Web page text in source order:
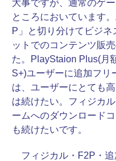
大事ですが、通常のゲ
ところにおいています
P」と切り分けてビジ
ットでのコンテンツ販
た。PlayStaion Plus(月
S+)ユーザーに追加フリ
は、ユーザーにとても
は続けたい。フィジカ
ームへのダウンロード
も続けたいです。
フィジカル・F2P・追